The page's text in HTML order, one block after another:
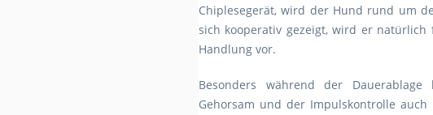
Chiplesegerät, wird der Hund rund um
sich kooperativ gezeigt, wird er
Handlung vor.
Besonders während der
Gehorsam und der Impulskontrolle